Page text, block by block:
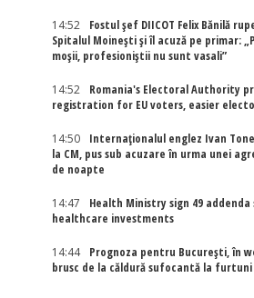
14:52
Fostul șef DIICOT Felix Bănilă
Spitalul Moinești și îl acuză pe primar:
moșii, profesioniștii nu sunt vasali”
14:52
Romania's Electoral Authority
registration for EU voters, easier
14:50
Internaţionalul englez Ivan
la CM, pus sub acuzare în urma unei
de noapte
14:47
Health Ministry sign 49
healthcare investments
14:44
Prognoza pentru București, în
brusc de la căldură sufocantă la furtuni